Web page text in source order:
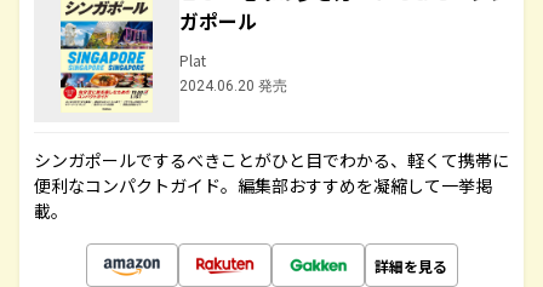
ガポール
Plat
2024.06.20 発売
シンガポールでするべきことがひと目でわかる、軽くて携帯に
便利なコンパクトガイド。編集部おすすめを凝縮して一挙掲
載。
詳細を見る